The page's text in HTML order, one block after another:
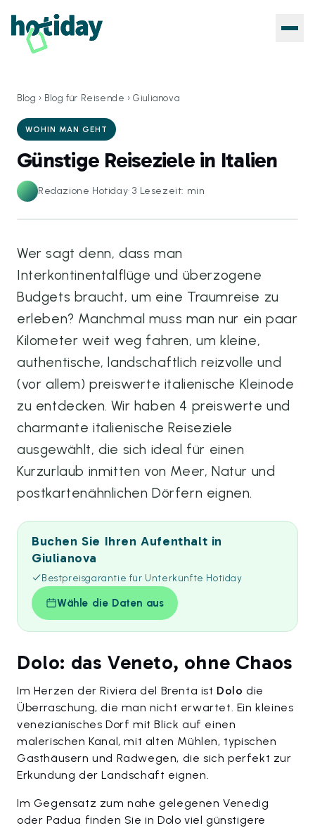
Blog › Blog für Reisende ›Giulianova
WOHIN MAN GEHT
Günstige Reiseziele in Italien
Redazione Hotiday·3 Lesezeit: min
Wer sagt denn, dass man
Interkontinentalflüge und überzogene
Budgets braucht, um eine Traumreise zu
erleben? Manchmal muss man nur ein paar
Kilometer weit weg fahren, um kleine,
authentische, landschaftlich reizvolle und
(vor allem) preiswerte italienische Kleinode
zu entdecken. Wir haben 4 preiswerte und
charmante italienische Reiseziele
ausgewählt, die sich ideal für einen
Kurzurlaub inmitten von Meer, Natur und
postkartenähnlichen Dörfern eignen.
Buchen Sie Ihren Aufenthalt in
Giulianova
Bestpreisgarantie für Unterkünfte Hotiday
Wähle die Daten aus
Dolo: das Veneto, ohne Chaos
Im Herzen der Riviera del Brenta ist Dolo die
Überraschung, die man nicht erwartet. Ein kleines
venezianisches Dorf mit Blick auf einen
malerischen Kanal, mit alten Mühlen, typischen
Gasthäusern und Radwegen, die sich perfekt zur
Erkundung der Landschaft eignen.
Im Gegensatz zum nahe gelegenen Venedig
oder Padua finden Sie in Dolo viel günstigere